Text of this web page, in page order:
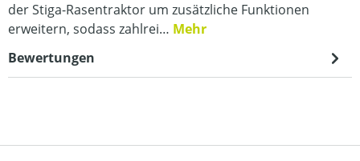
der Stiga-Rasentraktor um zusätzliche Funktionen
erweitern, sodass zahlrei… Mehr
Bewertungen